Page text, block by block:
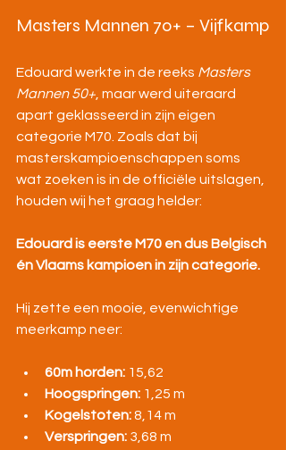
Masters Mannen 70+ – Vijfkamp
Edouard werkte in de reeks Masters
Mannen 50+ , maar werd uiteraard
apart geklasseerd in zijn eigen
categorie M70. Zoals dat bij
masterskampioenschappen soms
wat zoeken is in de officiële uitslagen,
houden wij het graag helder:
Edouard is eerste M70 en dus Belgisch
én Vlaams kampioen in zijn categorie.
Hij zette een mooie, evenwichtige
meerkamp neer:
60m horden: 15,62
Hoogspringen: 1,25 m
Kogelstoten: 8,14 m
Verspringen: 3,68 m